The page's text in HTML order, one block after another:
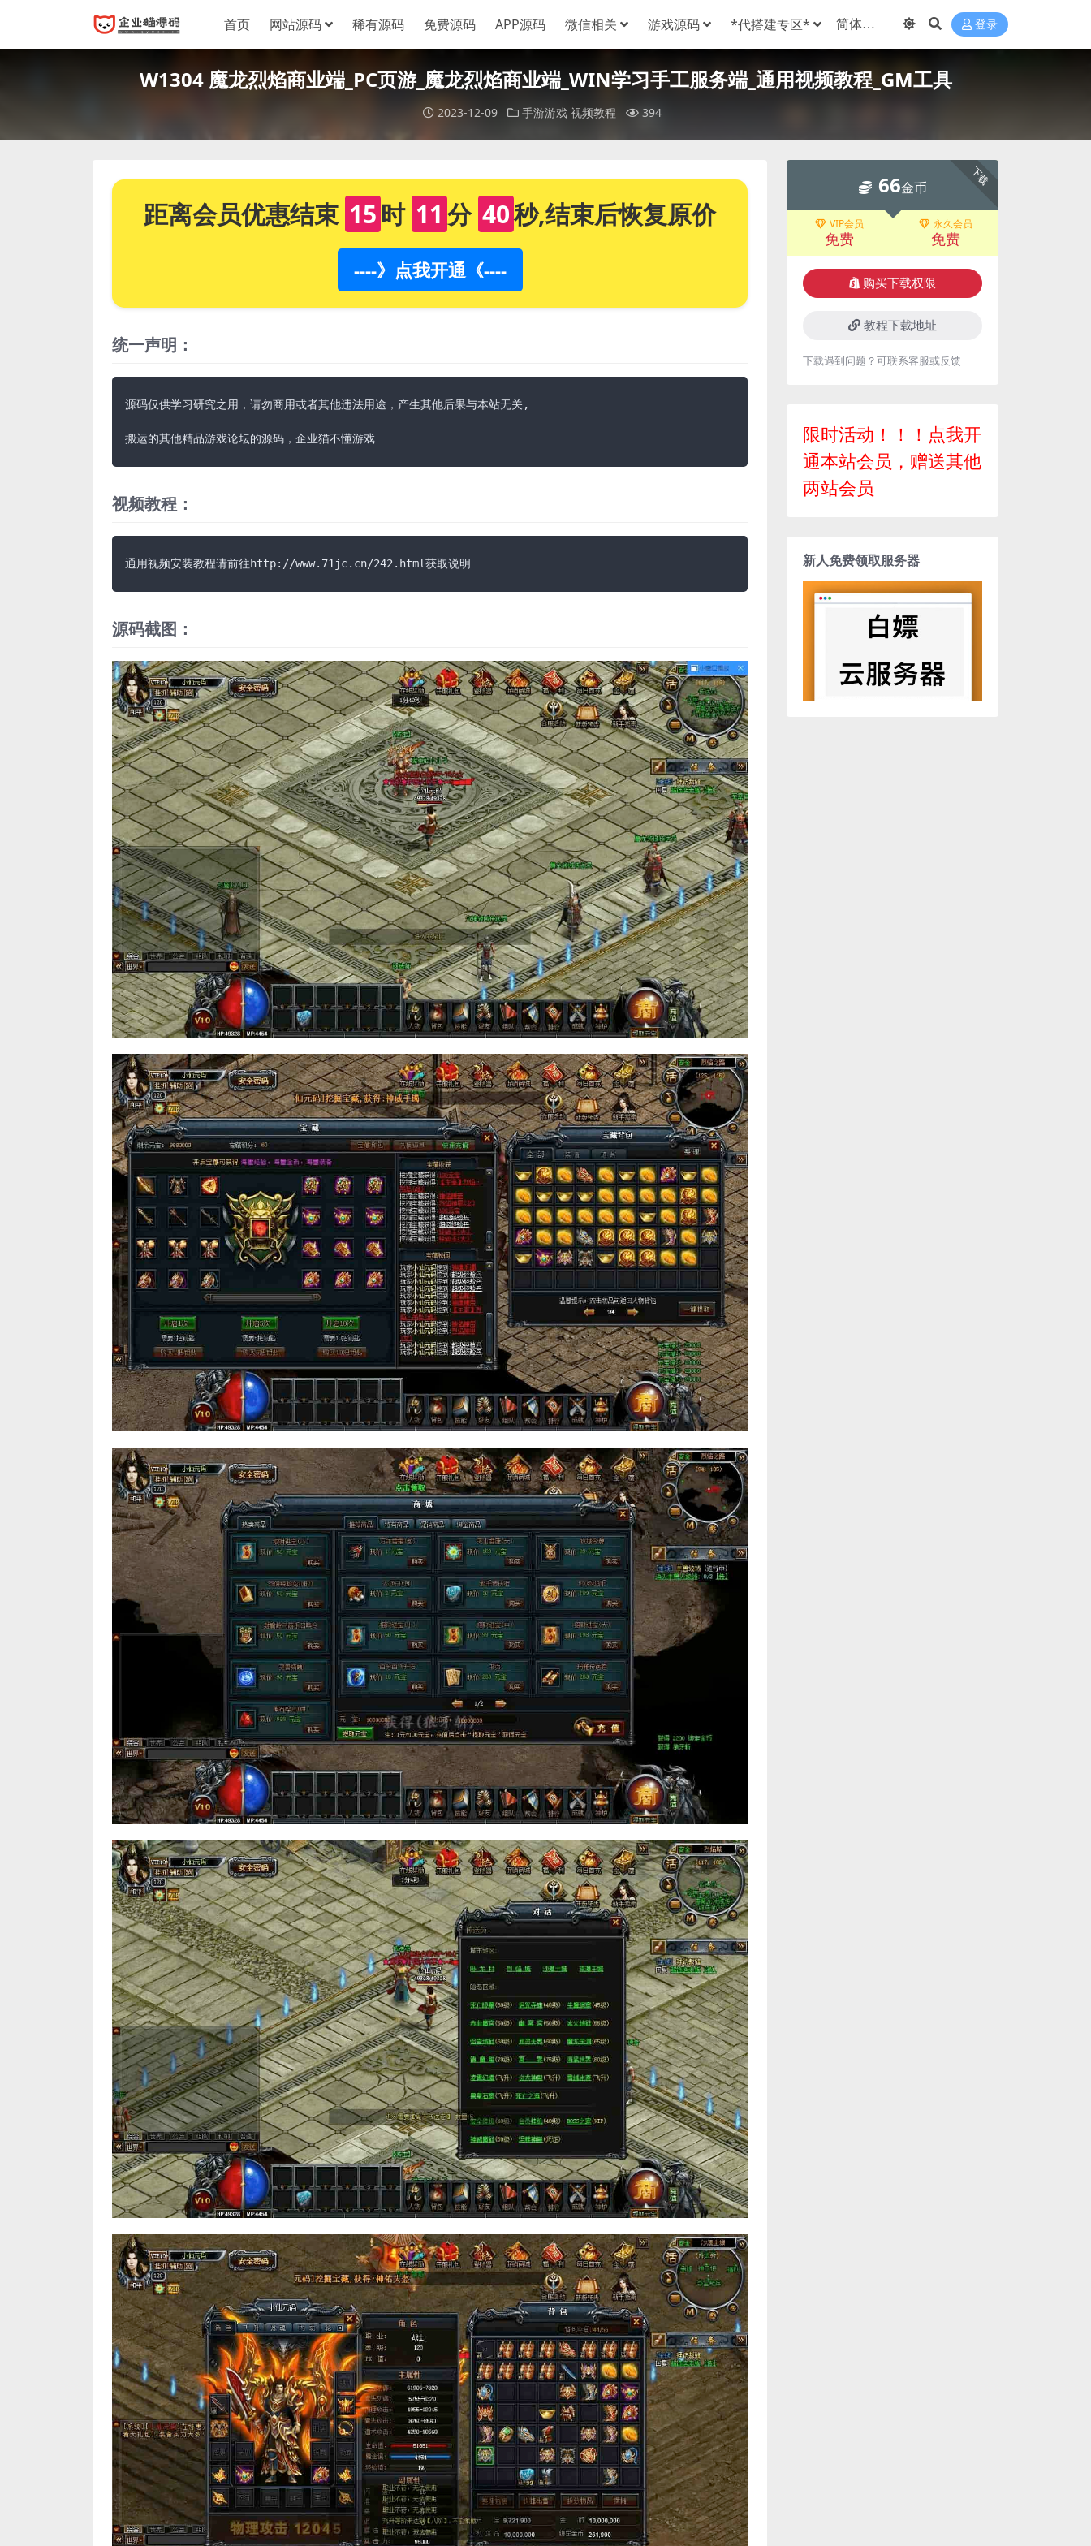
首页 网站源码 稀有源码 免费源码 APP源码 微信相关 游戏源码 *代搭建专区* 登录
W1304 魔龙烈焰商业端_PC页游_魔龙烈焰商业端_WIN学习手工服务端_通用视频教程_GM工具
2023-12-09 手游游戏 视频教程 394
距离会员优惠结束 15时 11 分 39秒,结束后恢复原价
----》点我开通《----
统一声明：
源码仅供学习研究之用，请勿商用或者其他违法用途，产生其他后果与本站无关,
搬运的其他精品游戏论坛的源码，企业猫不懂游戏
视频教程：
通用视频安装教程请前往http://www.71jc.cn/242.html获取说明
源码截图：
下载
66金币
VIP会员
免费
永久会员
免费
购买下载权限
教程下载地址
下载遇到问题？可联系客服或反馈
限时活动！！！点我开
通本站会员，赠送其他
两站会员
新人免费领取服务器